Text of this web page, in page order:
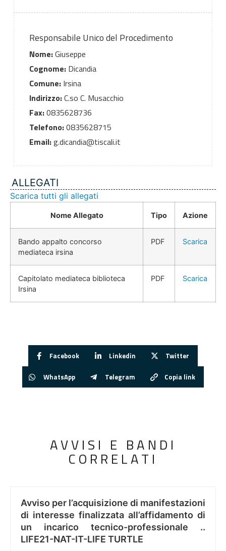
Responsabile Unico del Procedimento
Nome:Giuseppe
Cognome:Dicandia
Comune:Irsina
Indirizzo:C.so C. Musacchio
Fax:0835628736
Telefono:0835628715
Email:g.dicandia@tiscali.it
ALLEGATI
Scarica tutti gli allegati
Nome Allegato Tipo Azione
Bando appalto concorso
mediateca irsina
PDF Scarica
Capitolato mediateca biblioteca
Irsina
PDF Scarica
Facebook Linkedin Twitter
WhatsApp Telegram Copia link
AVVISI E BANDI
CORRELATI
Avviso per l’acquisizione di manifestazioni
di interesse finalizzata all’affidamento di
un incarico tecnico-professionale ..
LIFE21-NAT-IT-LIFE TURTLE